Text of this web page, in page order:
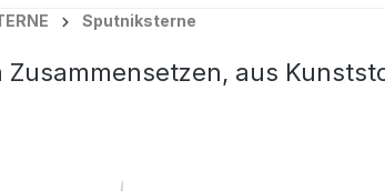
Sputniksterne
aus